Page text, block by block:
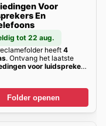
Voor
En
tot 22 aug.
heeft 4
. Ontvang het laatste
voor luidsprekers
Folder openen